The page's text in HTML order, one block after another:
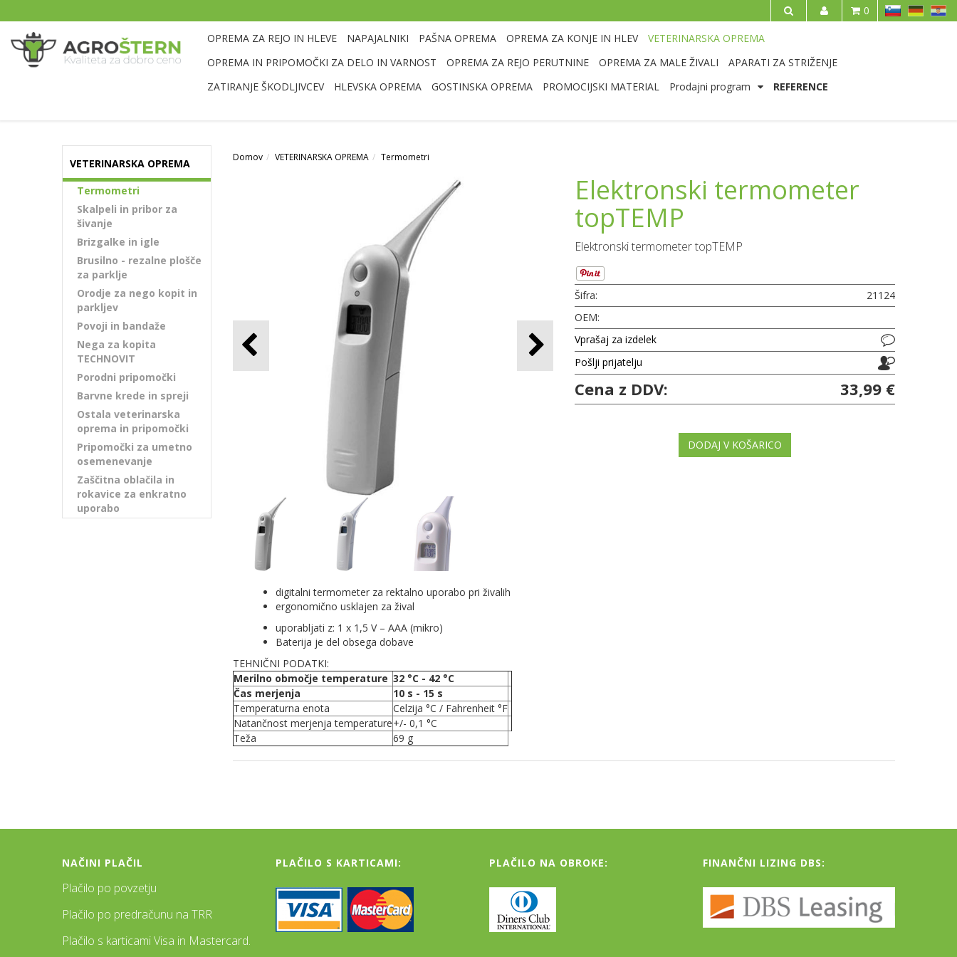
SL HR
0
OPREMA ZA REJO IN HLEVE NAPAJALNIKI PAŠNA OPREMA OPREMA ZA KONJE IN HLEV
VETERINARSKA OPREMA
OPREMA IN PRIPOMOČKI ZA DELO IN VARNOST
OPREMA ZA REJO PERUTNINE OPREMA ZA MALE ŽIVALI
APARATI ZA STRIŽENJE
ZATIRANJE ŠKODLJIVCEV
HLEVSKA OPREMA GOSTINSKA OPREMA PROMOCIJSKI MATERIAL Prodajni program REFERENCE
VETERINARSKA OPREMA
Termometri
Skalpeli in pribor za
šivanje
Brizgalke in igle
Brusilno - rezalne plošče
za parklje
Orodje za nego kopit in
parkljev
Povoji in bandaže
Nega za kopita
TECHNOVIT
Porodni pripomočki
Barvne krede in spreji
Ostala veterinarska
oprema in pripomočki
Pripomočki za umetno
osemenevanje
Zaščitna oblačila in
rokavice za enkratno
uporabo
Domov VETERINARSKA OPREMA Termometri
Elektronski termometer
topTEMP
Elektronski termometer topTEMP
Šifra:
21124
OEM:
Vprašaj za izdelek
Pošlji prijatelju
Cena z DDV: 33,99 €
DODAJ V KOŠARICO
digitalni termometer za rektalno uporabo pri živalih
ergonomično usklajen za žival
uporabljati z: 1 x 1,5 V – AAA (mikro)
Baterija je del obsega dobave
TEHNIČNI PODATKI:
Merilno območje temperature 32 °C - 42 °C
Čas merjenja
10 s - 15 s
Temperaturna enota
Celzija °C / Fahrenheit °F
Natančnost merjenja temperature+/- 0,1 °C
Teža
69 g
NAČINI PLAČIL
Plačilo po povzetju
Plačilo po predračunu na TRR
Plačilo s karticami Visa in Mastercard.
PLAČILO S KARTICAMI: PLAČILO NA OBROKE: FINANČNI LIZING DBS: